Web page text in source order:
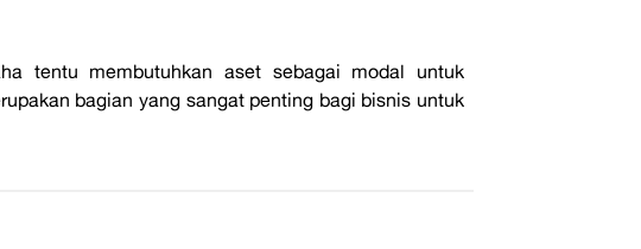
tentu membutuhkan aset sebagai modal untuk
bagian yang sangat penting bagi bisnis untuk